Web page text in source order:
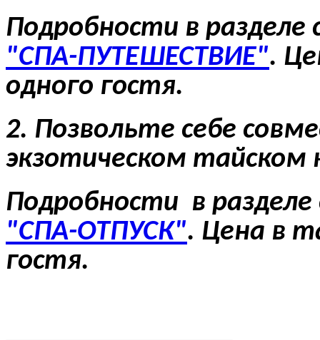
Подробности в
"СПА-ПУТЕШЕСТВИЕ".
одного гостя.
2. Позвольте себе
экзотическом тайском
Подробности в
"СПА-ОТПУСК". Цена в
гостя.